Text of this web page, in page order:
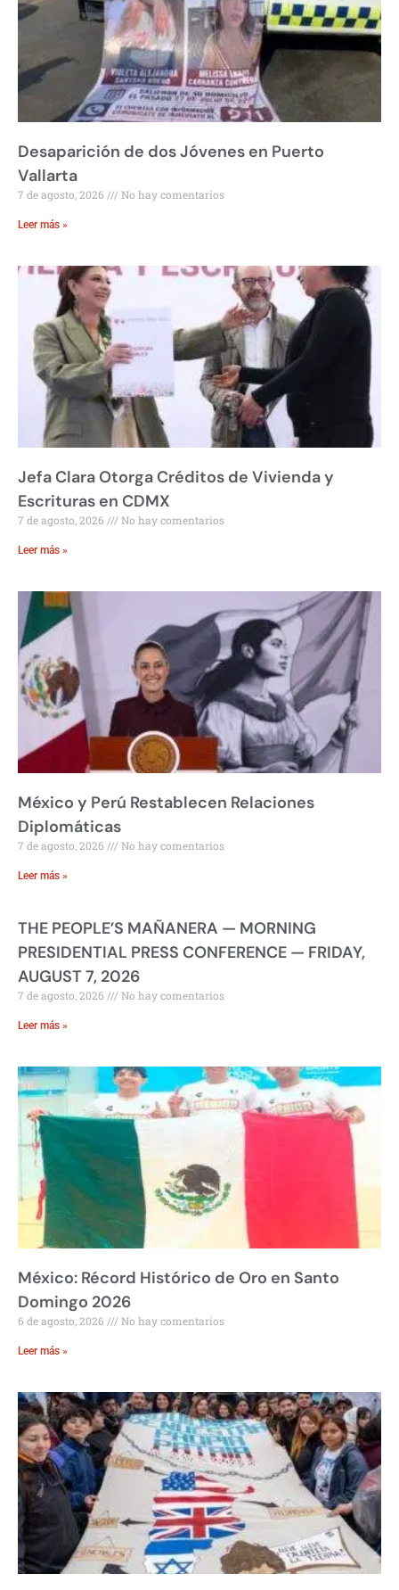
Desaparición de dos Jóvenes en Puerto
Vallarta
7 de agosto, 2026 No hay comentarios
Leer más »
Jefa Clara Otorga Créditos de Vivienda y
Escrituras en CDMX
7 de agosto, 2026 No hay comentarios
Leer más »
México y Perú Restablecen Relaciones
Diplomáticas
7 de agosto, 2026 No hay comentarios
Leer más »
THE PEOPLE’S MAÑANERA — MORNING
PRESIDENTIAL PRESS CONFERENCE — FRIDAY,
AUGUST 7, 2026
7 de agosto, 2026 No hay comentarios
Leer más »
México: Récord Histórico de Oro en Santo
Domingo 2026
6 de agosto, 2026 No hay comentarios
Leer más »